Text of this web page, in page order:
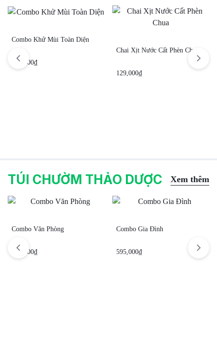
Combo Khử Mùi Toàn Diện
295,000₫
Chai Xịt Nước Cất Phèn Chua
129,000₫
TÚI CHƯỜM THẢO DƯỢC Xem thêm
Combo Văn Phòng
449,000₫
Combo Gia Đình
595,000₫